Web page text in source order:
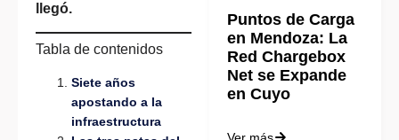
llegó.
Tabla de contenidos
Siete años
apostando a la
infraestructura
Puntos de Carga
en Mendoza: La
Red Chargebox
Net se Expande
en Cuyo